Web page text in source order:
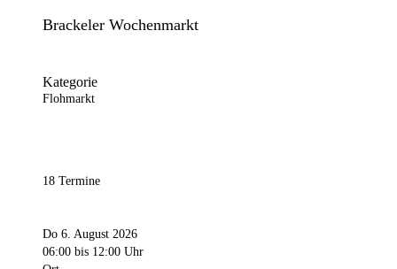
Brackeler Wochenmarkt
Kategorie
Flohmarkt
18 Termine
Do 6. August 2026
06:00 bis 12:00 Uhr